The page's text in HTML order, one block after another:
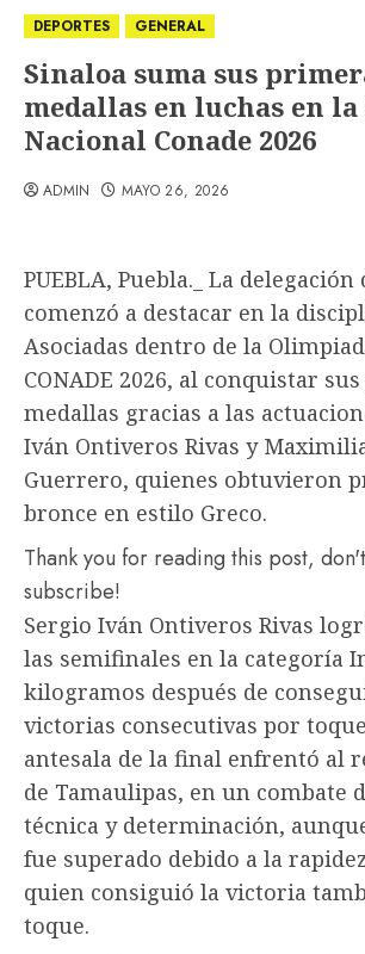
DEPORTES GENERAL
Sinaloa suma sus
medallas en luchas en
Nacional Conade 2026
ADMIN MAYO 26, 2026
PUEBLA, Puebla._ La delegación
comenzó a destacar en la
Asociadas dentro de la
CONADE 2026, al conquistar
medallas gracias a las
Iván Ontiveros Rivas y
Guerrero, quienes obtuvieron
bronce en estilo Greco.
Thank you for reading this post,
subscribe!
Sergio Iván Ontiveros Rivas
las semifinales en la categoría
kilogramos después de
victorias consecutivas por
antesala de la final enfrentó al
de Tamaulipas, en un combate
técnica y determinación,
fue superado debido a la
quien consiguió la victoria
toque.